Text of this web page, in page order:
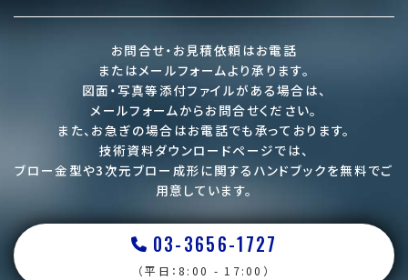
お問合せ・お見積依頼はお電話
またはメールフォームより承ります。
図面・写真等添付ファイルがある場合は、
メールフォームからお問合せください。
また、お急ぎの場合はお電話でも承っております。
技術資料ダウンロードページでは、
ブロー金型や3次元ブロー成形に関するハンドブックを無料でご
用意しています。
03-3656-1727
（平日：8:00 - 17:00）